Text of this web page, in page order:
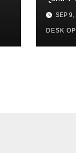
SEP 9,
DESK OP